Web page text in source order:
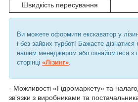
Швидкість пересування
Ви можете оформити екскаватор у
і без зайвих турбот! Бажаєте дізнатися
нашим менеджером або ознайомтеся з
сторінці «Лізинг»
- Можливості «Гідромаркету» та
зв'язки з виробниками та